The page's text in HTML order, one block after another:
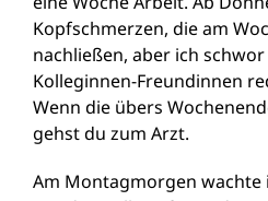
Kopfschmerzen, die am
nachließen, aber ich
Kolleginnen-Freundinnen
Wenn die übers
gehst du zum Arzt.
Am Montagmorgen wachte